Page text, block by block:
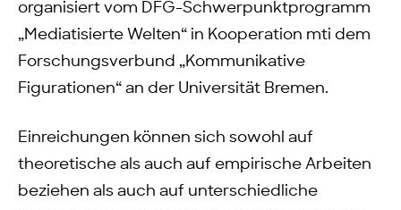
organisiert vom DFG-Schwerpunktprogramm
„Mediatisierte Welten“ in Kooperation mti dem
Forschungsverbund „Kommunikative
Figurationen“ an der Universität Bremen.
Einreichungen können sich sowohl auf
theoretische als auch auf empirische Arbeiten
beziehen als auch auf unterschiedliche